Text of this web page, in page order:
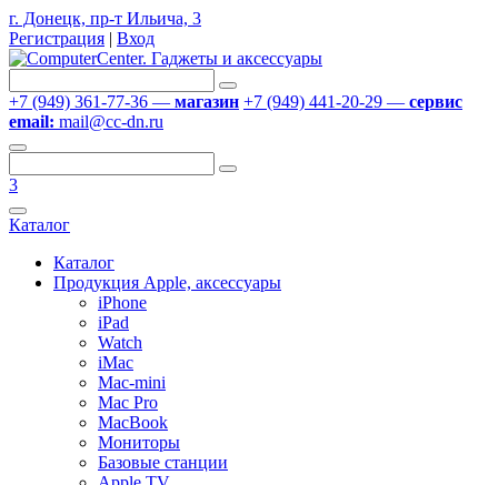
г. Донецк, пр-т Ильича, 3
Регистрация | Вход
+7 (949) 361-77-36 — магазин +7 (949) 441-20-29 — сервис
email: mail@cc-dn.ru
3
Каталог
Каталог
Продукция Apple, аксессуары
iPhone
iPad
Watch
iMac
Mac-mini
Mac Pro
MacBook
Мониторы
Базовые станции